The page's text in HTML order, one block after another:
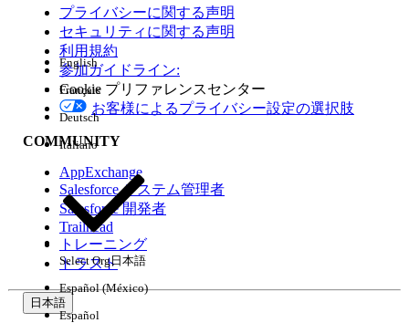
エディション
環境
プライバシーに関する声明
セキュリティに関する声明
利用規約
参加ガイドライン:
Cookie プリファレンスセンター
お客様によるプライバシー設定の選択肢
COMMUNITY
AppExchange
Salesforce システム管理者
Salesforce 開発者
Trailhead
トレーニング
トラスト
日本語
English
Français
Deutsch
Italiano
Select Org日本語
Español (México)
Español